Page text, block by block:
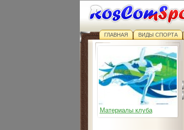
ГЛАВНАЯ ВИДЫ СПОРТА
Материалы клуба